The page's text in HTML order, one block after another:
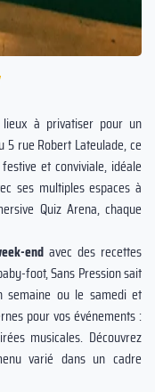
à privatiser pour un
rue Robert Lateulade, ce
et conviviale, idéale
ses multiples espaces à
Quiz Arena, chaque
end avec des recettes
foot, Sans Pression sait
ou le samedi et
pour vos événements :
musicales. Découvrez
varié dans un cadre